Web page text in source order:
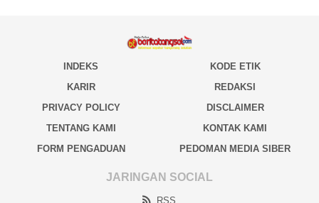
INDEKS
KODE ETIK
KARIR
REDAKSI
PRIVACY POLICY
DISCLAIMER
TENTANG KAMI
KONTAK KAMI
FORM PENGADUAN
PEDOMAN MEDIA SIBER
JARINGAN SOCIAL
RSS